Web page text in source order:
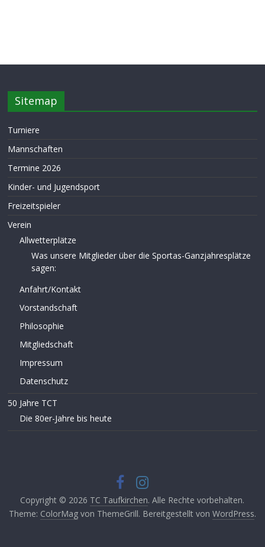
Sitemap
Turniere
Mannschaften
Termine 2026
Kinder- und Jugendsport
Freizeitspieler
Verein
Allwetterplätze
Was unsere Mitglieder über die Sportas-Ganzjahresplätze
sagen:
Anfahrt/Kontakt
Vorstandschaft
Philosophie
Mitgliedschaft
Impressum
Datenschutz
50 Jahre TCT
Die 80er-Jahre bis heute
Copyright © 2026 TC Taufkirchen. Alle Rechte vorbehalten.
Theme: ColorMagvon ThemeGrill. Bereitgestellt von WordPress.